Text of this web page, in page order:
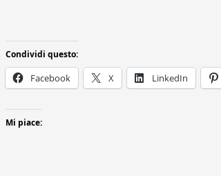
Condividi questo:
Facebook X LinkedIn
Mi piace: